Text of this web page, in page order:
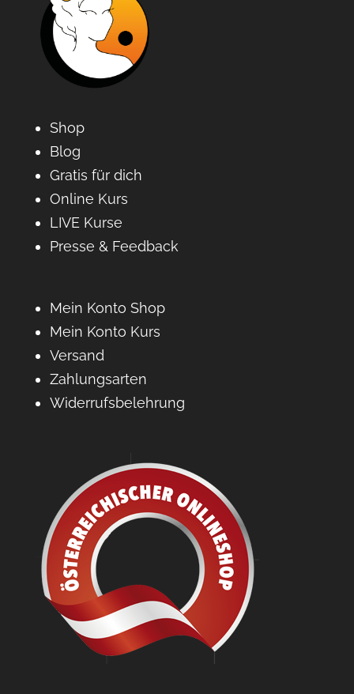
Shop
Blog
Gratis für dich
Online Kurs
LIVE Kurse
Presse & Feedback
Mein Konto Shop
Mein Konto Kurs
Versand
Zahlungsarten
Widerrufsbelehrung